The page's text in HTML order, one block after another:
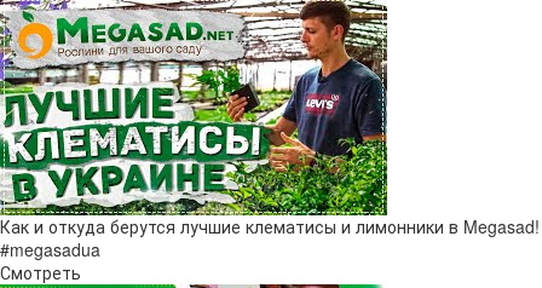
Как и откуда берутся лучшие клематисы и лимонники в Megasad!
#megasadua
Смотреть